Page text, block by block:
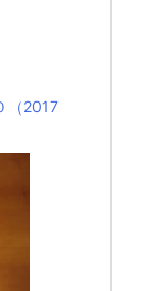
（2017